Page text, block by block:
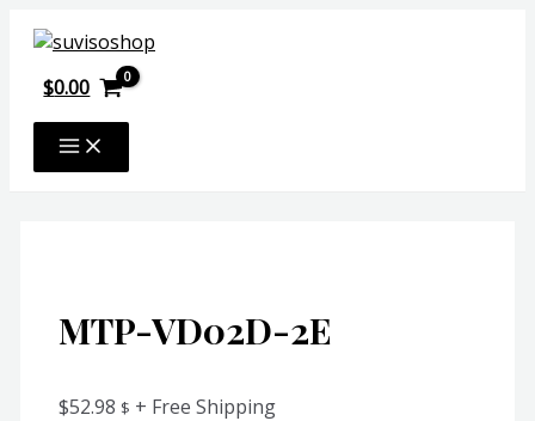
contenido
$0.00
MAIN
MENU
MTP-VD02D-2E
$52.98 $ + Free Shipping